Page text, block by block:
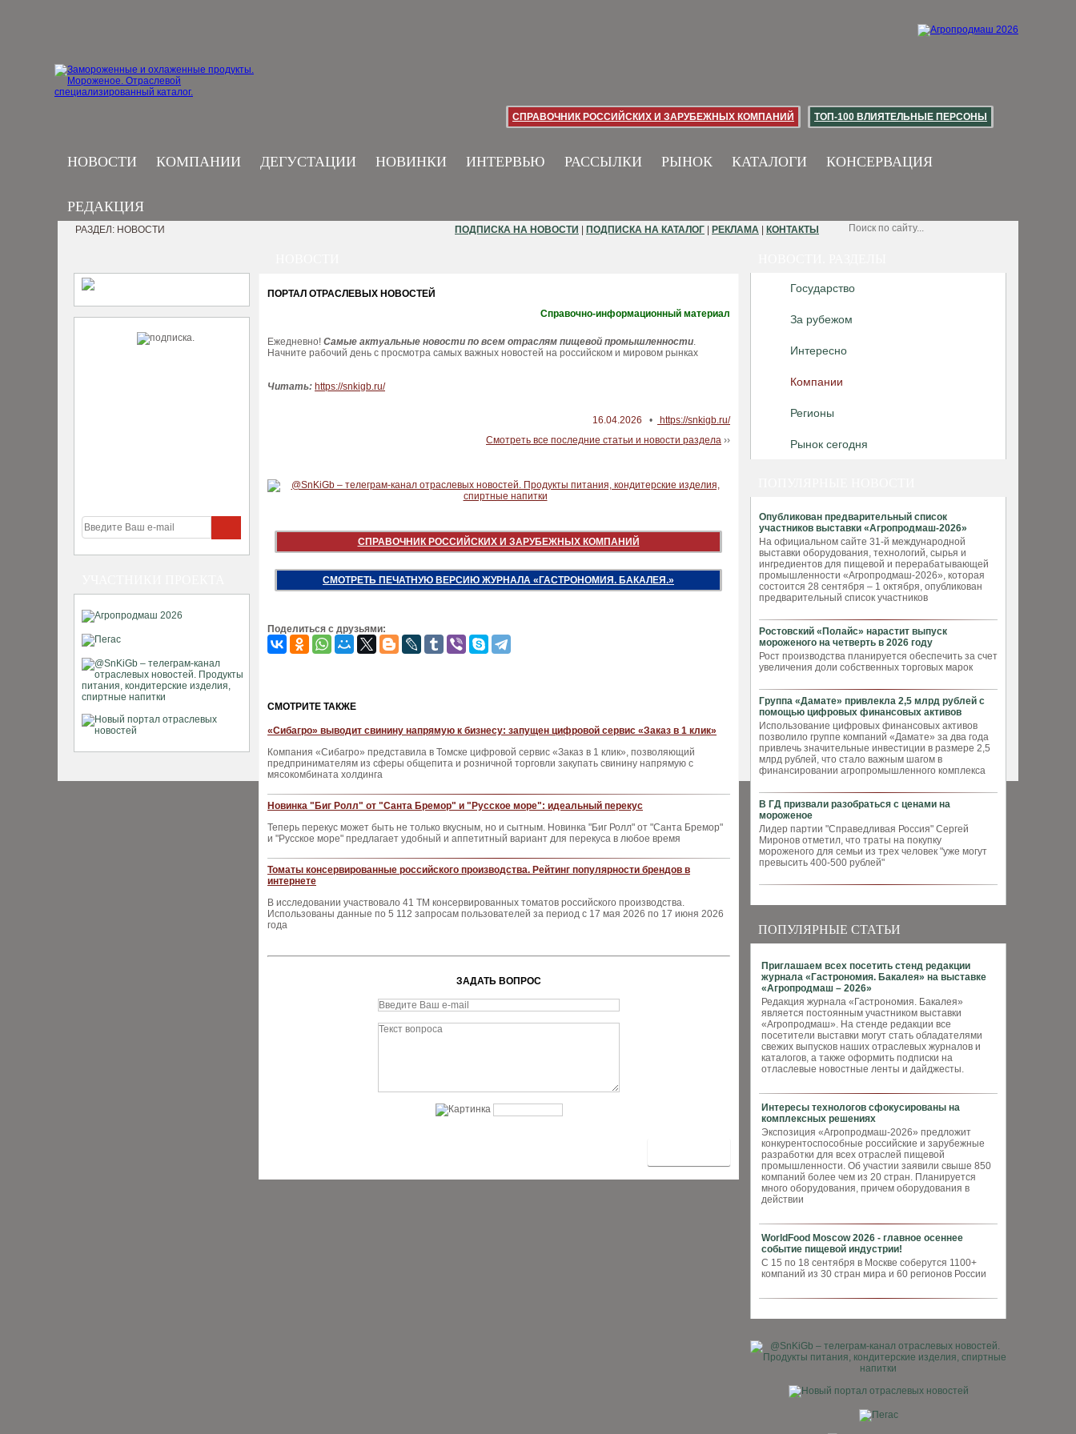
СПРАВОЧНИК РОССИЙСКИХ И ЗАРУБЕЖНЫХ КОМПАНИЙ ТОП-100 ВЛИЯТЕЛЬНЫЕ ПЕРСОНЫ
НОВОСТИ КОМПАНИИ ДЕГУСТАЦИИ НОВИНКИ ИНТЕРВЬЮ РАССЫЛКИ РЫНОК КАТАЛОГИ КОНСЕРВАЦИЯ
РЕДАКЦИЯ
Государство
За рубежом
Интересно
Компании
Регионы
Рынок сегодня
Опубликован предварительный список
участников выставки «Агропродмаш-2026»
На официальном сайте 31-й международной
выставки оборудования, технологий, сырья и
ингредиентов для пищевой и перерабатывающей
промышленности «Агропродмаш-2026», которая
состоится 28 сентября – 1 октября, опубликован
предварительный список участников
Ростовский «Полайс» нарастит выпуск
мороженого на четверть в 2026 году
Рост производства планируется обеспечить за счет
увеличения доли собственных торговых марок
Группа «Дамате» привлекла 2,5 млрд рублей с
помощью цифровых финансовых активов
Использование цифровых финансовых активов
позволило группе компаний «Дамате» за два года
привлечь значительные инвестиции в размере 2,5
млрд рублей, что стало важным шагом в
финансировании агропромышленного комплекса
В ГД призвали разобраться с ценами на
мороженое
Лидер партии "Справедливая Россия" Сергей
Миронов отметил, что траты на покупку
мороженого для семьи из трех человек "уже могут
превысить 400-500 рублей"
ПОПУЛЯРНЫЕ СТАТЬИ
Приглашаем всех посетить стенд редакции
журнала «Гастрономия. Бакалея» на выставке
«Агропродмаш – 2026»
Редакция журнала «Гастрономия. Бакалея»
является постоянным участником выставки
«Агропродмаш». На стенде редакции все
посетители выставки могут стать обладателями
свежих выпусков наших отраслевых журналов и
каталогов, а также оформить подписки на
отласлевые новостные ленты и дайджесты.
Интересы технологов сфокусированы на
комплексных решениях
Экспозиция «Агропродмаш-2026» предложит
конкурентоспособные российские и зарубежные
разработки для всех отраслей пищевой
промышленности. Об участии заявили свыше 850
компаний более чем из 20 стран. Планируется
много оборудования, причем оборудования в
действии
WorldFood Moscow 2026 - главное осеннее
событие пищевой индустрии!
С 15 по 18 сентября в Москве соберутся 1100+
компаний из 30 стран мира и 60 регионов России
РАЗДЕЛ: НОВОСТИ ПОДПИСКА НА НОВОСТИ ПОДПИСКА НА КАТАЛОГ РЕКЛАМА КОНТАКТЫ
ПОРТАЛ ОТРАСЛЕВЫХ НОВОСТЕЙ
Справочно-информационный материал
Ежедневно! Самые актуальные новости по всем отраслям пищевой промышленности.
Начните рабочий день с просмотра самых важных новостей на российском и мировом рынках
Читать: https://snkigb.ru/
16.04.2026 •
https://snkigb.ru/
Смотреть все последние статьи и новости раздела ››
СПРАВОЧНИК РОССИЙСКИХ И ЗАРУБЕЖНЫХ КОМПАНИЙ
СМОТРЕТЬ ПЕЧАТНУЮ ВЕРСИЮ ЖУРНАЛА «ГАСТРОНОМИЯ. БАКАЛЕЯ.»
Поделиться с друзьями:
CМОТРИТЕ ТАКЖЕ
«Сибагро» выводит свинину напрямую к бизнесу: запущен цифровой сервис «Заказ в 1 клик»
Компания «Сибагро» представила в Томске цифровой сервис «Заказ в 1 клик», позволяющий
предпринимателям из сферы общепита и розничной торговли закупать свинину напрямую с
мясокомбината холдинга
Новинка "Биг Ролл" от "Санта Бремор" и "Русское море": идеальный перекус
Теперь перекус может быть не только вкусным, но и сытным. Новинка "Биг Ролл" от "Санта Бремор"
и "Русское море" предлагает удобный и аппетитный вариант для перекуса в любое время
Томаты консервированные российского производства. Рейтинг популярности брендов в
интернете
В исследовании участвовало 41 ТМ консервированных томатов российского производства.
Использованы данные по 5 112 запросам пользователей за период с 17 мая 2026 по 17 июня 2026
года
ЗАДАТЬ ВОПРОС